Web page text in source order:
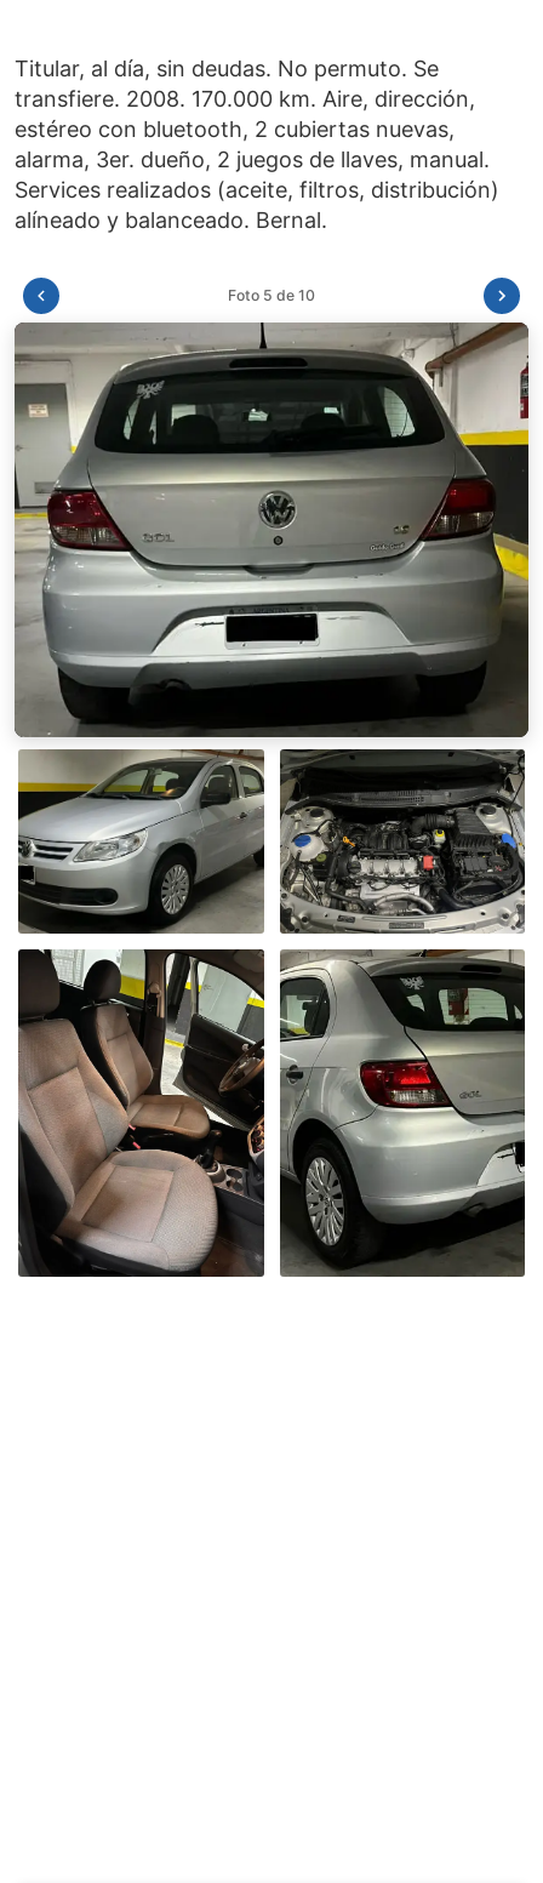
Titular, al día, sin deudas. No permuto. Se
transfiere. 2008. 170.000 km. Aire, dirección,
estéreo con bluetooth, 2 cubiertas nuevas,
alarma, 3er. dueño, 2 juegos de llaves, manual.
Services realizados (aceite, filtros, distribución)
Foto 6 de 10